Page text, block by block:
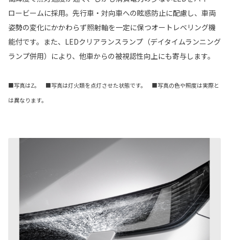
ロービームに採用。先行車・対向車への眩惑防止に配慮し、車両
姿勢の変化にかかわらず照射軸を一定に保つオートレベリング機
能付です。また、LEDクリアランスランプ（デイタイムランニング
ランプ併用）により、他車からの被視認性向上にも寄与します。
■写真はZ。 ■写真は灯火類を点灯させた状態です。 ■写真の色や照度は実際と
は異なります。